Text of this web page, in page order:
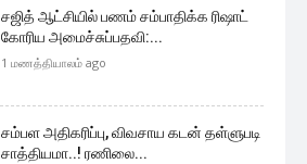
சஜித் ஆட்சியில் பணம் சம்பாதிக்க ரிஷாட்
கோரிய அமைச்சுப்பதவி:...
1 மணத்தியாலம் ago
சம்பள அதிகரிப்பு, விவசாய கடன் தள்ளுபடி
சாத்தியமா..! ரணிலை...